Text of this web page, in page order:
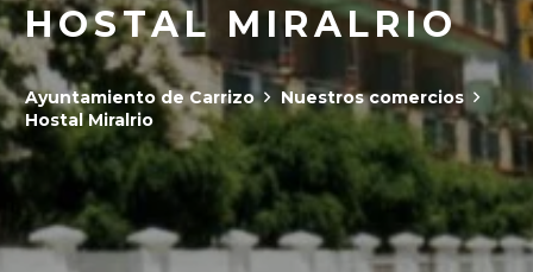
HOSTAL MIRALRIO
Ayuntamiento de Carrizo
Nuestros comercios
Hostal Miralrio